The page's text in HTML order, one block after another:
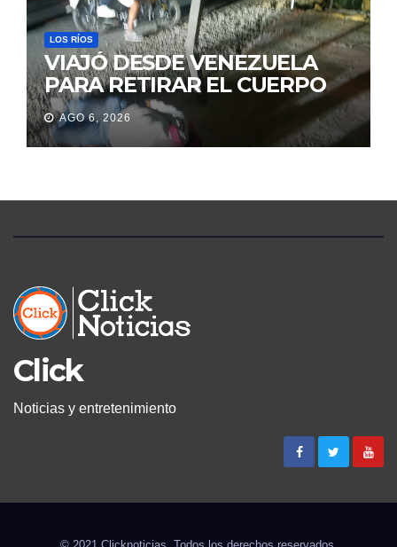
LOS RÍOS
VIAJÓ DESDE VENEZUELA
PARA RETIRAR EL CUERPO
DE SU MARIDO QUE
PERMANECIÓ SEIS DÍAS EN
LA MORGUE
AGO 6, 2026
Click
Noticias y entretenimiento